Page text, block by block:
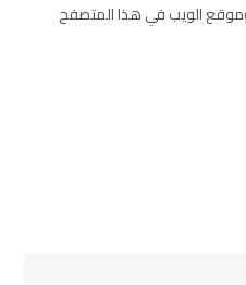
الويب في هذا المتصفح